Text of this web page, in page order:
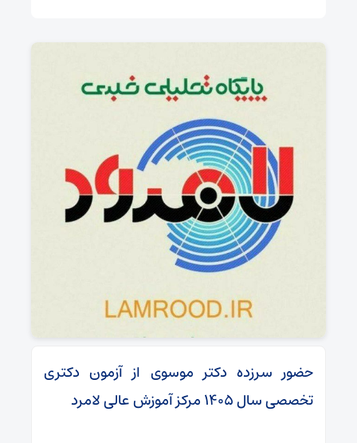
حضور سرزده دکتر موسوی از آزمون دکتری
تخصصی سال ۱۴۰۵ مرکز آموزش عالی لامرد